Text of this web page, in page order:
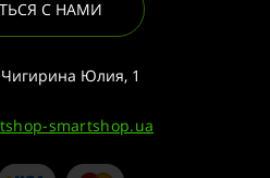
С НАМИ
Юлия, 1
smartshop.ua